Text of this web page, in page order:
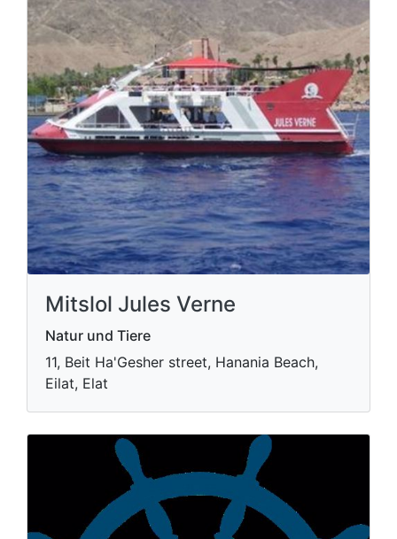
Mitslol Jules Verne
Natur und Tiere
11, Beit Ha'Gesher street, Hanania Beach,
Eilat, Elat